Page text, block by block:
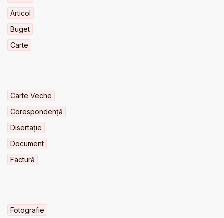
Articol
Buget
Carte
Carte Veche
Corespondență
Disertație
Document
Factură
Fotografie